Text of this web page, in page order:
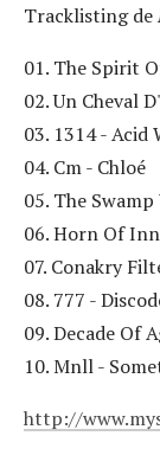
Tracklisting de
01. The Spirit
02. Un Cheval
03. 1314 - Acid
04. Cm - Chloé
05. The
06. Horn Of
07. Conakry
08. 777 -
09. Decade Of
10. Mnll -
http://